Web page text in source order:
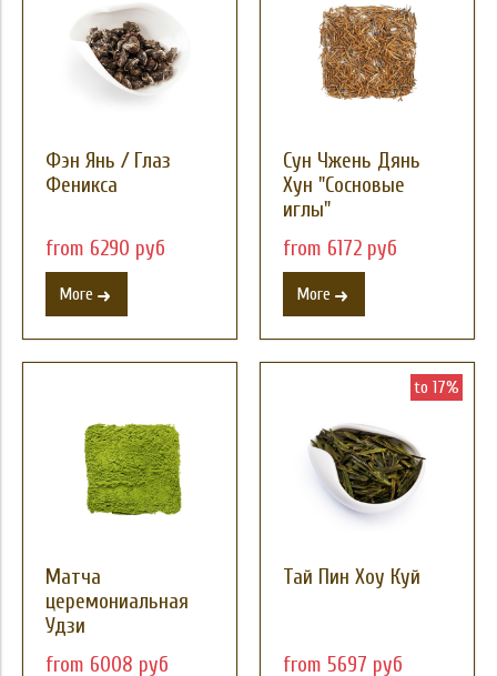
Фэн Янь / Глаз
Феникса
from 6290 руб
More
Сун Чжень Дянь
Хун "Сосновые
иглы"
from 6172 руб
More
Матча
церемониальная
Удзи
from 6008 руб
to 17%
Тай Пин Хоу Куй
from 5697 руб